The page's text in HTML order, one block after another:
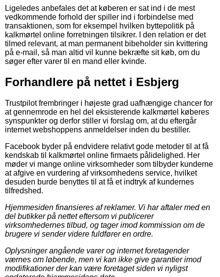
Ligeledes anbefales det at køberen er sat ind i de mest
vedkommende forhold der spiller ind i forbindelse med
transaktionen, som for eksempel hvilken byttepolitik på
kalkmørtel online forretningen tilsikrer. I den relation er det
tilmed relevant, at man permanent bibeholder sin kvittering
på e-mail, så man altid vil kunne bekræfte sit køb, om du
søger efter varer til en mand eller kvinde.
Forhandlere på nettet i Esbjerg
Trustpilot frembringer i højeste grad uafhængige chancer for
at gennemrode en hel del eksisterende kalkmørtel køberes
synspunkter og derfor stiller vi forslag om, at du eftergår
internet webshoppens anmeldelser inden du bestiller.
Facebook byder på endvidere relativt gode metoder til at få
kendskab til kalkmørtel online firmaets pålidelighed. Her
møder vi mange online virksomheder som tilbyder kunderne
at afgive en vurdering af virksomhedens service, hvilket
desuden burde benyttes til at få et indtryk af kundernes
tilfredshed.
Hjemmesiden finansieres af reklamer. Vi har aftaler med en
del butikker på nettet eftersom vi publicerer
virksomhedernes tilbud, og tager imod kommission om de
brugere vi sender videre fuldfører en ordre.
Oplysninger angående varer og internet foretagender
værnes om løbende, men vi kan ikke give garantier imod
modifikationer der kan være foretaget siden vi nyligst